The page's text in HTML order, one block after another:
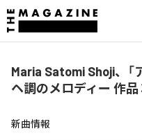
Maria Satomi Shoji、
ヘ調のメロディー 作品
新曲情報